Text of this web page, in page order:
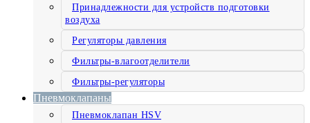
Принадлежности для устройств подготовки
воздуха
Регуляторы давления
Фильтры-влагоотделители
Фильтры-регуляторы
Пневмоклапаны
Пневмоклапан HSV